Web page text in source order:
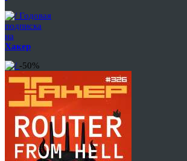
Годовая
подписка
на
Хакер
-50%